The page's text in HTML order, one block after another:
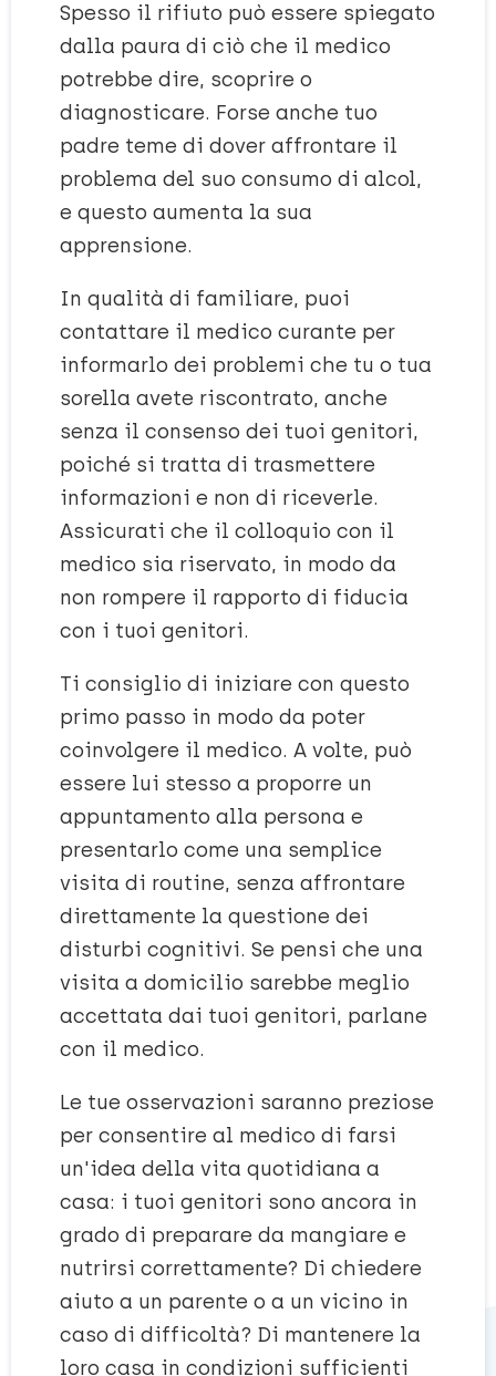
Spesso il rifiuto può essere spiegato
dalla paura di ciò che il medico
potrebbe dire, scoprire o
diagnosticare. Forse anche tuo
padre teme di dover affrontare il
problema del suo consumo di alcol,
e questo aumenta la sua
apprensione.
In qualità di familiare, puoi
contattare il medico curante per
informarlo dei problemi che tu o tua
sorella avete riscontrato, anche
senza il consenso dei tuoi genitori,
poiché si tratta di trasmettere
informazioni e non di riceverle.
Assicurati che il colloquio con il
medico sia riservato, in modo da
non rompere il rapporto di fiducia
con i tuoi genitori.
Ti consiglio di iniziare con questo
primo passo in modo da poter
coinvolgere il medico. A volte, può
essere lui stesso a proporre un
appuntamento alla persona e
presentarlo come una semplice
visita di routine, senza affrontare
direttamente la questione dei
disturbi cognitivi. Se pensi che una
visita a domicilio sarebbe meglio
accettata dai tuoi genitori, parlane
con il medico.
Le tue osservazioni saranno preziose
per consentire al medico di farsi
un'idea della vita quotidiana a
casa: i tuoi genitori sono ancora in
grado di preparare da mangiare e
nutrirsi correttamente? Di chiedere
aiuto a un parente o a un vicino in
caso di difficoltà? Di mantenere la
loro casa in condizioni sufficienti